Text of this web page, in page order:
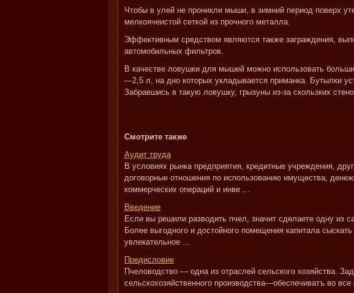
Чтобы в улей не проникли мыши, в зимний период поверх
мелкоячеистой сеткой из прочного металла.
Эффективным средством являются также заграждения,
автомобильных фильтров.
В качестве ловушки для мышей можно использовать
—2,5 л, на дно которых укладывается приманка. Бутылки
Забравшись в такую ловушку, грызуны из-за скользких
Смотрите также
Аудит труда
В условиях рынка предприятия, кредитные учреждения,
договорные отношения по использованию имущества,
коммерческих операций и инве ...
Введение
Если вы решили разводить пчел, значит сделаете одну из
Более выгодного и достойного помещения капитала
увлекательное ...
Предисловие
Пчеловодство — одна из отраслей сельского хозяйства.
сельскохозяйственного производства—обеспечиватъ во